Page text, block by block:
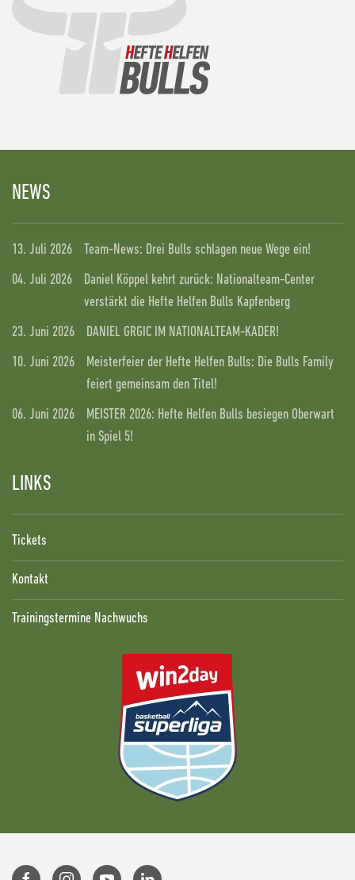
NEWS
13. Juli 2026
Team-News: Drei Bulls schlagen neue Wege ein!
04. Juli 2026
Daniel Köppel kehrt zurück: Nationalteam-Center
verstärkt die Hefte Helfen Bulls Kapfenberg
23. Juni 2026
DANIEL GRGIC IM NATIONALTEAM-KADER!
10. Juni 2026
Meisterfeier der Hefte Helfen Bulls: Die Bulls Family
feiert gemeinsam den Titel!
06. Juni 2026
MEISTER 2026: Hefte Helfen Bulls besiegen Oberwart
in Spiel 5!
LINKS
Tickets
Kontakt
Trainingstermine Nachwuchs